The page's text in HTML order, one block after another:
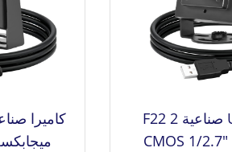
كاميرا USB صناعية F22 2
ميجابكسل CMOS 1/2.7"